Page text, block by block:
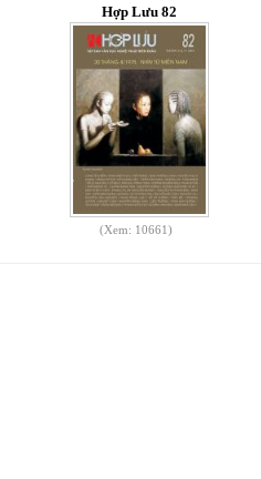
Hợp Lưu 82
(Xem: 10661)